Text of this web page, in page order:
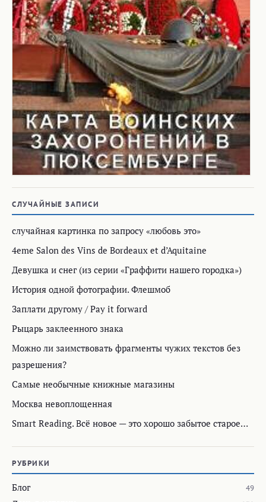
СЛУЧАЙНЫЕ ЗАПИСИ
случайная картинка по запросу «любовь это»
4eme Salon des Vins de Bordeaux et d’Aquitaine
Девушка и снег (из серии «Граффити нашего городка»)
История одной фотографии. Флешмоб
Заплати другому / Pay it forward
Рыцарь заклеенного знака
Можно ли заимствовать фрагменты чужих текстов без
разрешения?
Самые необычные книжные магазины
Москва невоплощенная
Smart Reading. Всё новое — это хорошо забытое старое…
РУБРИКИ
Блог 49